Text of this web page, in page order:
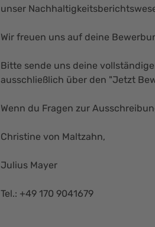
unser
Wir freuen uns auf deine
Bitte sende uns deine
ausschließlich über den "Jetzt
Wenn du Fragen zur
Christine von Maltzahn,
Julius Mayer
Tel.: +49 170 9041679